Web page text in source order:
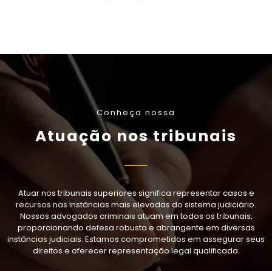
Conheça nossa
Atuação nos tribunais
Atuar nos tribunais superiores significa representar casos e
recursos nas instâncias mais elevadas do sistema judiciário.
Nossos advogados criminais atuam em todos os tribunais,
proporcionando defesa robusta e abrangente em diversas
instâncias judiciais. Estamos comprometidos em assegurar seus
direitos e oferecer representação legal qualificada.